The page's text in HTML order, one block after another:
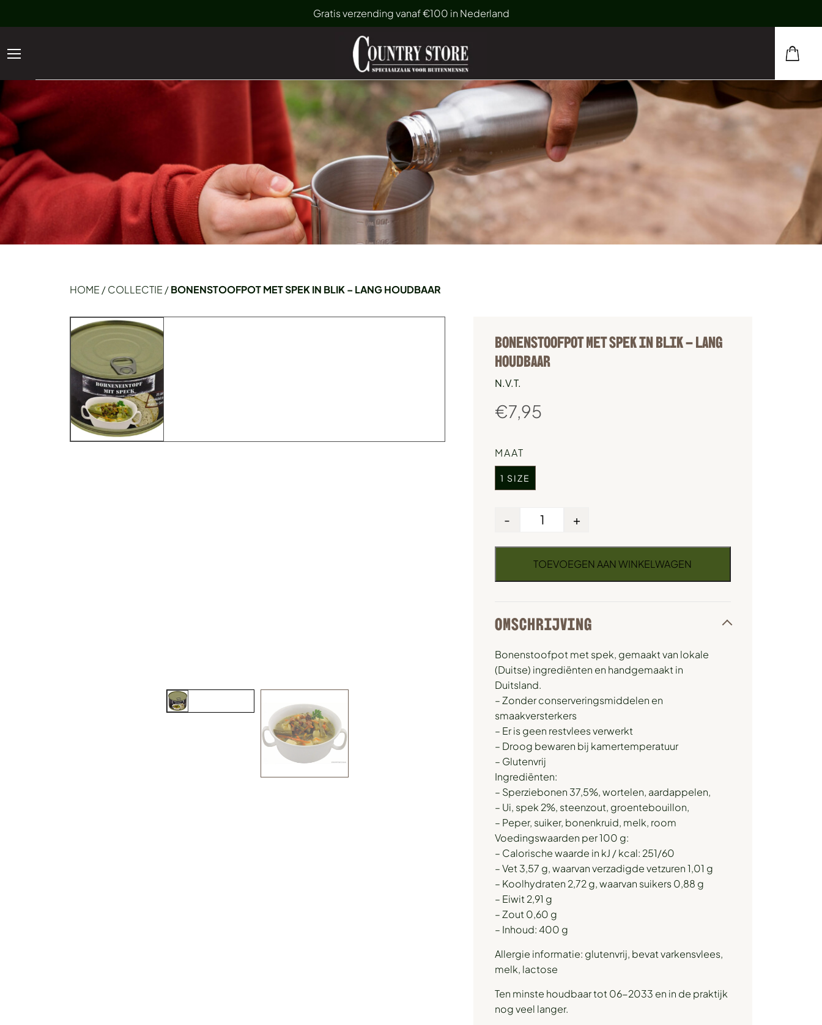
Gratis verzending vanaf €100 in Nederland
HOME /COLLECTIE /BONENSTOOFPOT MET SPEK IN BLIK – LANG HOUDBAAR
BONENSTOOFPOT MET SPEK IN BLIK – LANG
HOUDBAAR
N.V.T.
€7,95
MAAT
1 SIZE
- +
TOEVOEGEN AAN WINKELWAGEN
OMSCHRIJVING
Bonenstoofpot met spek, gemaakt van lokale
(Duitse) ingrediënten en handgemaakt in
Duitsland.
– Zonder conserveringsmiddelen en
smaakversterkers
– Er is geen restvlees verwerkt
– Droog bewaren bij kamertemperatuur
– Glutenvrij
Ingrediënten:
– Sperziebonen 37,5%, wortelen, aardappelen,
– Ui, spek 2%, steenzout, groentebouillon,
– Peper, suiker, bonenkruid, melk, room
Voedingswaarden per 100 g:
– Calorische waarde in kJ / kcal: 251/60
– Vet 3,57 g, waarvan verzadigde vetzuren 1,01 g
– Koolhydraten 2,72 g, waarvan suikers 0,88 g
– Eiwit 2,91 g
– Zout 0,60 g
– Inhoud: 400 g
Allergie informatie: glutenvrij, bevat varkensvlees,
melk, lactose
Ten minste houdbaar tot 06-2033 en in de praktijk
nog veel langer.